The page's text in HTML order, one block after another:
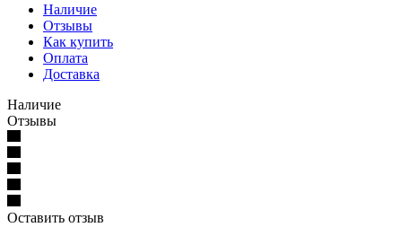
Наличие
Отзывы
Как купить
Оплата
Доставка
Наличие
Отзывы
Оставить отзыв